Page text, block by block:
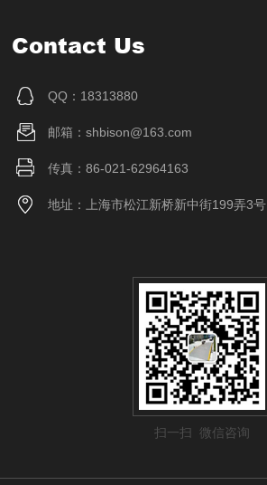
Contact Us
QQ：18313880
邮箱：shbison@163.com
传真：86-021-62964163
地址：上海市松江新桥新中街199弄3号
扫一扫 微信咨询